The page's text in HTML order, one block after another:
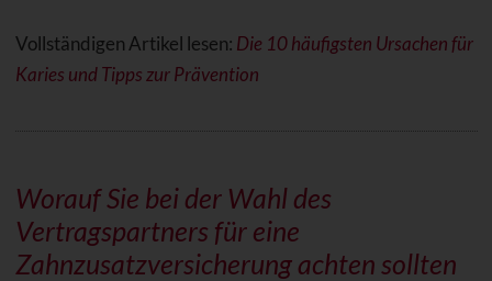
Vollständigen Artikel lesen: Die 10 häufigsten Ursachen für
Karies und Tipps zur Prävention
Worauf Sie bei der Wahl des
Vertragspartners für eine
Zahnzusatzversicherung achten sollten